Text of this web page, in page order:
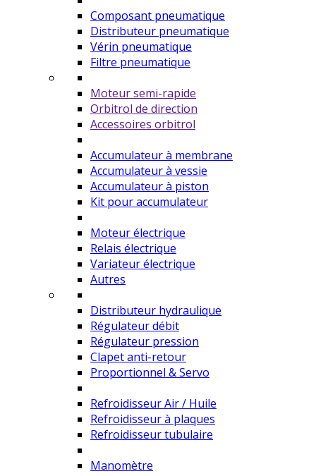
Composant pneumatique
Distributeur pneumatique
Vérin pneumatique
Filtre pneumatique
Moteur semi-rapide
Orbitrol de direction
Accessoires orbitrol
Accumulateur à membrane
Accumulateur à vessie
Accumulateur à piston
Kit pour accumulateur
Moteur électrique
Relais électrique
Variateur électrique
Autres
Distributeur hydraulique
Régulateur débit
Régulateur pression
Clapet anti-retour
Proportionnel & Servo
Refroidisseur Air / Huile
Refroidisseur à plaques
Refroidisseur tubulaire
Manomètre